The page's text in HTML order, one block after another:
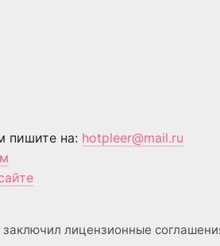
пишите на: hotpleer@mail.ru
лицензионные